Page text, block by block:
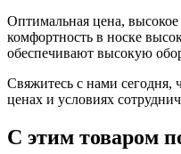
Оптимальная цена, высокое
комфортность в носке
обеспечивают высокую
Свяжитесь с нами сегодня,
ценах и условиях
С этим товаром